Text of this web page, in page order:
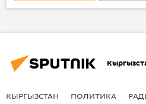
Кыргызстан
Общество
КЫРГЫЗСТАН ПОЛИТИКА